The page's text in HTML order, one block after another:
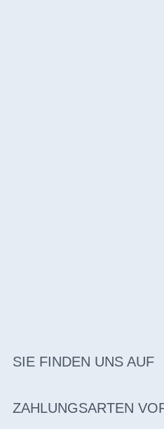
SIE FINDEN UNS AUF
ZAHLUNGSARTEN